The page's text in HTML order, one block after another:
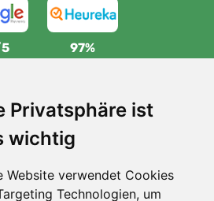
Privatsphäre ist
wichtig
Website verwendet Cookies
Technologien, um
97%
und kostenlos
für Bestellungen über 80 EUR
und Rückgabe
jederzeit innerhalb von 90 Tagen
umtauschen.